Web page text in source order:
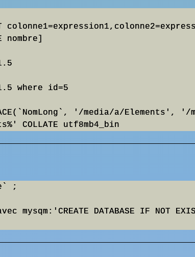
where id=5
'/media/a/Elements',
;
DATABASE IF NOT